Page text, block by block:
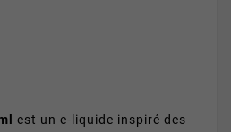
est un e-liquide inspiré des